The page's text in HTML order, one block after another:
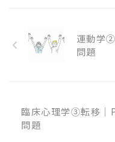
運動学
問題
臨床心理学③転移｜
問題